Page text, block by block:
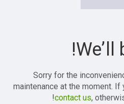
We’ll
Sorry for the
maintenance at the moment.
contact us,